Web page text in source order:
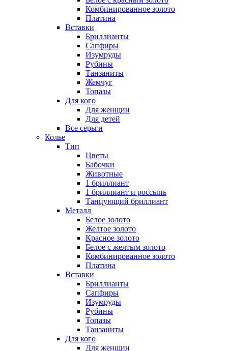
Комбинированное золото
Платина
Вставки
Бриллианты
Сапфиры
Изумруды
Рубины
Танзаниты
Жемчуг
Топазы
Для кого
Для женщин
Для детей
Все серьги
Колье
Тип
Цветы
Бабочки
Животные
1 бриллиант
1 бриллиант и россыпь
Танцующий бриллиант
Металл
Белое золото
Желтое золото
Красное золото
Белое с желтым золото
Комбинированное золото
Платина
Вставки
Бриллианты
Сапфиры
Изумруды
Рубины
Топазы
Танзаниты
Для кого
Для женщин